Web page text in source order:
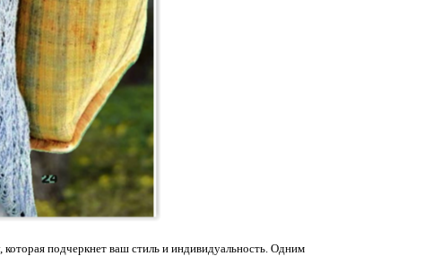
подчеркнет ваш стиль и индивидуальность. Одним